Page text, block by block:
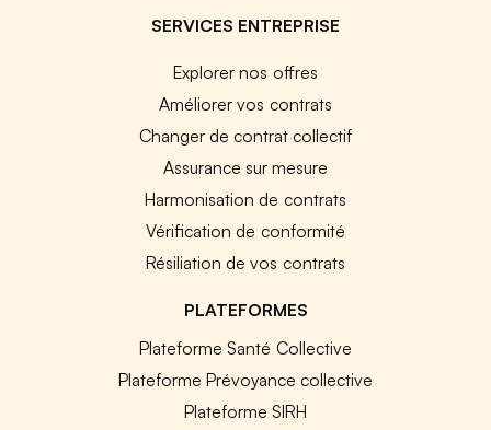
SERVICES ENTREPRISE
Explorer nos offres
Améliorer vos contrats
Changer de contrat collectif
Assurance sur mesure
Harmonisation de contrats
Vérification de conformité
Résiliation de vos contrats
PLATEFORMES
Plateforme Santé Collective
Plateforme Prévoyance collective
Plateforme SIRH